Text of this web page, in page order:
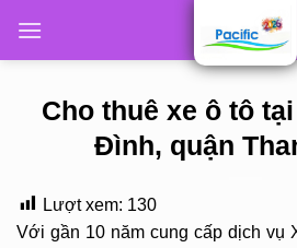
Cho thuê xe ô tô
Đình, quận
Lượt xem: 130
Với gần 10 năm cung cấp dịch vụ